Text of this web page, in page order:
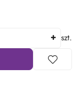
szt.